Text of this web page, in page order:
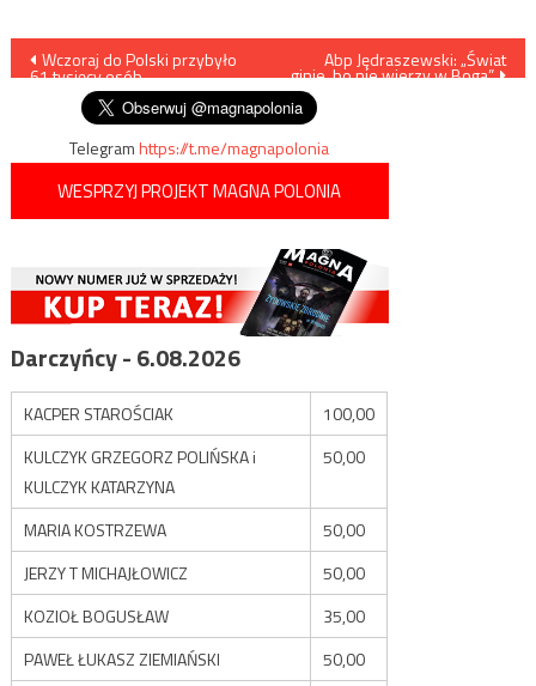
Nawigacja
wpisu
Wczoraj do Polski przybyło
61 tysięcy osób
Abp Jędraszewski: „Świat
ginie, bo nie wierzy w Boga”
Telegramhttps://t.me/magnapolonia
WESPRZYJ PROJEKT MAGNA POLONIA
Darczyńcy - 6.08.2026
KACPER STAROŚCIAK
100,00
KULCZYK GRZEGORZ POLIŃSKA i
KULCZYK KATARZYNA
50,00
MARIA KOSTRZEWA
50,00
JERZY T MICHAJŁOWICZ
50,00
KOZIOŁ BOGUSŁAW
35,00
PAWEŁ ŁUKASZ ZIEMIAŃSKI
50,00